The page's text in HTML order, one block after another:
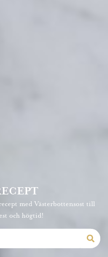
med Västerbottensost till
och högtid!